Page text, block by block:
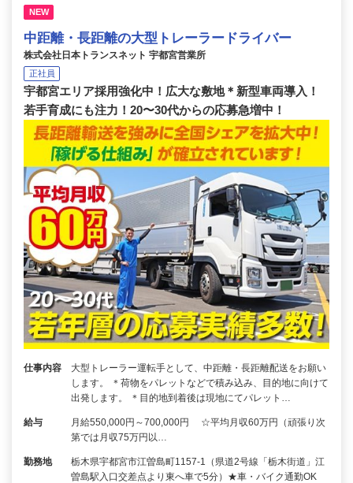
NEW
中距離・長距離の大型トレーラードライバー
株式会社日本トランスネット 宇都宮営業所
正社員
宇都宮エリア採用強化中！広大な敷地＊新型車両導入！
若手育成にも注力！20〜30代からの応募急増中！
仕事内容
大型トレーラー運転手として、中距離・長距離配送をお願い
します。 ＊荷物をパレットなどで積み込み、目的地に向けて
出発します。 ＊目的地到着後は現地にてパレット…
給与
月給550,000円～700,000円 ☆平均月収60万円（頑張り次
第では月収75万円以…
勤務地
栃木県宇都宮市江曽島町1157-1（県道2号線「栃木街道」江
曽島駅入口交差点より東へ車で5分）★車・バイク通勤OK